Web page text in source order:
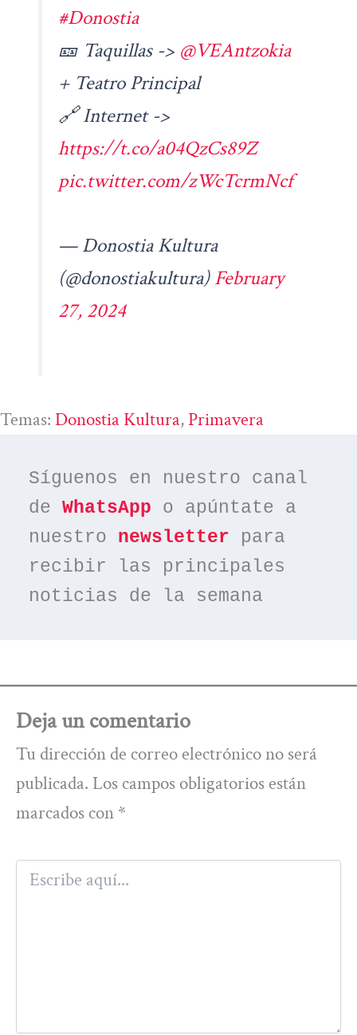
#Donostia
🎫 Taquillas -> @VEAntzokia
+ Teatro Principal
🔗 Internet ->
https://t.co/a04QzCs89Z
pic.twitter.com/zWcTcrmNcf
— Donostia Kultura
(@donostiakultura)February
27, 2024
Temas: Donostia Kultura, Primavera
Síguenos en nuestro canal
de WhatsApp o apúntate a
nuestro newsletter para
recibir las principales
noticias de la semana
Deja un comentario
Tu dirección de correo electrónico no será
publicada. Los campos obligatorios están
marcados con *
Escribe
aquí...